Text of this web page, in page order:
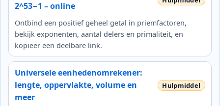
2^53−1 – online
Ontbind een positief geheel getal in priemfactoren,
bekijk exponenten, aantal delers en primaliteit, en
kopieer een deelbare link.
Universele eenhedenomrekener:
lengte, oppervlakte, volume en
meer